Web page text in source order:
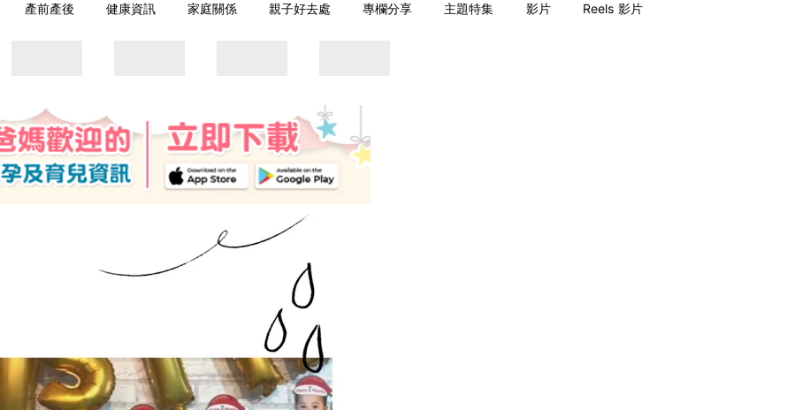
產前產後 健康資訊 家庭關係 親子好去處 專欄分享 主題特集 影片 Reels 影片